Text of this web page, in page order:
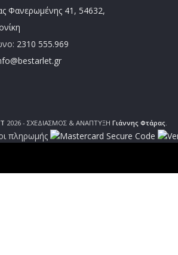
Φανερωμένης 41, 54632,
2310 555.969
2026 - ΣΧΕΔΙΑΣΜΟΣ & ΑΝΑΠΤΥΞΗ Γιάννης Φτάρας.